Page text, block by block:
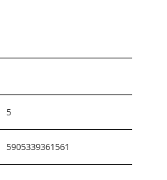
5
5905339361561